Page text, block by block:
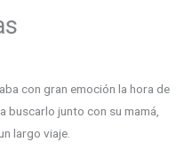
con gran emoción la hora de
buscarlo junto con su mamá,
largo viaje.